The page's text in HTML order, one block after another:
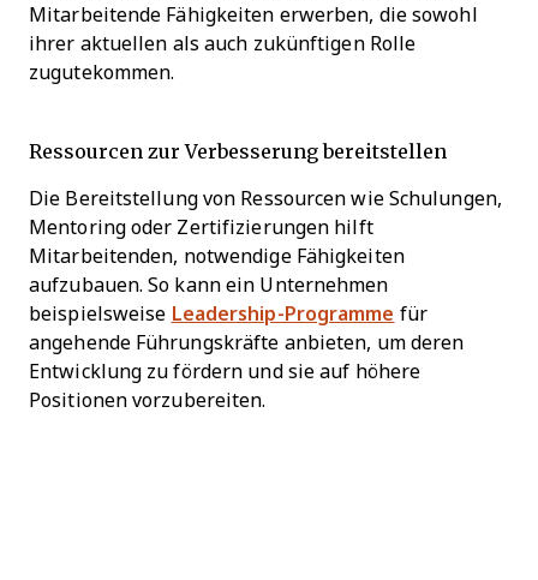
Mitarbeitende Fähigkeiten erwerben, die sowohl
ihrer aktuellen als auch zukünftigen Rolle
zugutekommen.
Ressourcen zur Verbesserung bereitstellen
Die Bereitstellung von Ressourcen wie Schulungen,
Mentoring oder Zertifizierungen hilft
Mitarbeitenden, notwendige Fähigkeiten
aufzubauen. So kann ein Unternehmen
beispielsweise Leadership-Programme für
angehende Führungskräfte anbieten, um deren
Entwicklung zu fördern und sie auf höhere
Positionen vorzubereiten.